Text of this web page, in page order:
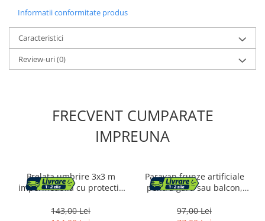
Informatii conformitate produs
Caracteristici
Review-uri(0)
FRECVENT CUMPARATE
IMPREUNA
Prelata umbrire 3x3 m
impermeabila cu protectie
inox, sfori incluse, husa
143,00 Lei
Paravan frunze artificiale
pentru gard sau balcon,
cleme incluse, 100x300 cm,
97,00 Lei